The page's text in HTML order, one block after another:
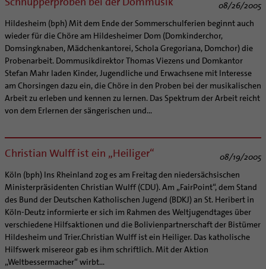
Hirtenwort: Ehe & Familie
Wissenswertes zur Hochzeit
Ideen für die Hochzeitsfeier
Trausprüche aus der Bibel
Hochzeits-Symbole
Patientenverfügung
Wo ist der richtige Platz zum Sterben?
Hospiz-Seelsorge
Spiritualität
Exerzitien
Kontemplation
Auszeit
Geistliche Begleitung
Lebens- und Glaubensorte
Seelsorgefelder
Frauen
Männer
Queersensible Seelsorge
City- und Passanten
Menschen mit Behinderung
Muttersprachen
Hospiz
Internet- und Telefon
Krankenhaus
Künstler
Glaubenswege
Begleitung und Vernetzung
Team
Newsletter
Weitere Infos
Berufe in der Kirche
Raum für Vielfalt
Diakone
Priester
Kirchenmusiker:in
Religionslehrer:in
Freiwilligendienst
Soziale Berufe in der Caritas
Orden | Gemeinschaften
Frauenorden
Ordo virginum
Bischöfliche Stiftung Gemeinsam für das Leben
Schulpastoral
Hochschulpastoral
Religionsunterricht
Service
Stellenanzeigen
Bistumsarchiv
Projekte
Bestände
Buchreihen
Gemeindeservice
Digitaler Lesesaal
Verein für Geschichte und Kunst im Bistum Hildesheim
Bundeskonferenz der kirchlichen Archive in Deutschland
Katholische Akademie des Bistums Hildesheim
Stärkung der Demokratie | Einsatz gegen Diskriminierung
LÜCHTENHOF
Familienbildungsstätten
Katholische Erwachsenenbildung
Forschungsinstitut für Philosophie Hannover
Bolivienpartnerschaft
Projektförderung
Internationale Freiwilligendienste
Aus dem Bistum in die Welt
Infobrief Weltkirche
missio-Regionalstelle
Bolivienpartnerschaft
Bolivienkommission
Café Bolivia
Beratung Direktpartnerschaften
Finanzielle Förderung der Bolivienpartnerschaft
Ökologische Fonds
Bolivienpartnerschaft Bistum Trier
Bolivienreise mit Bischof Heiner
Bolivientag 2026
Internationale Freiwilligendienste
Aktuelles
Rückkehrenden-Engagement (ehemalige Freiwillige)
Outgoing
Incoming
Katholische Büros
Schöpfungsgerecht 2035
Wir machen Kirche - schöpfungsgerecht
Biologische Vielfalt
Mobilität
Ökotheologie
Schöpfungsspiritualität
Umweltbildung
Zukunftsräume
Aktuelles
Angebote
Abenteuer Glaube
Unterstützung für Pfarreien und Einrichtungen
Prävention
Fortbildungen
Stellenangebote
Liturgie und Kirchenmusik
Lokale Kirchenentwicklung
#diegruenegemeinde
Internationale Freiwilligendienste
Netzwerk ChancenGleich
Büchereien
Medienstelle
Personalentwicklung
Unterstützungsangebot für Seelsorgende
Materialien
Aktuelles
Altersvorsorge und Ruhestand
Arbeitshilfen
Bistumsatlas
Beruf und Familie
Direktorium
Mitarbeitervertretung
Institutionelles Schutzkonzept
Kirchlicher Anzeiger
Kirchliches Arbeitsrecht
08/26/2005
Hildesheim (bph) Mit dem Ende der Sommerschulferien beginnt auch
wieder für die Chöre am Hildesheimer Dom (Domkinderchor,
Domsingknaben, Mädchenkantorei, Schola Gregoriana, Domchor) die
Probenarbeit. Dommusikdirektor Thomas Viezens und Domkantor
Stefan Mahr laden Kinder, Jugendliche und Erwachsene mit Interesse
am Chorsingen dazu ein, die Chöre in den Proben bei der musikalischen
Arbeit zu erleben und kennen zu lernen. Das Spektrum der Arbeit reicht
von dem Erlernen der sängerischen und...
Christian Wulff ist ein „Heiliger“
08/19/2005
Köln (bph) Ins Rheinland zog es am Freitag den niedersächsischen
Ministerpräsidenten Christian Wulff (CDU). Am „FairPoint“, dem Stand
des Bund der Deutschen Katholischen Jugend (BDKJ) an St. Heribert in
Köln-Deutz informierte er sich im Rahmen des Weltjugendtages über
verschiedene Hilfsaktionen und die Bolivienpartnerschaft der Bistümer
Hildesheim und Trier.Christian Wulff ist ein Heiliger. Das katholische
Hilfswerk misereor gab es ihm schriftlich. Mit der Aktion
„Weltbessermacher“ wirbt...